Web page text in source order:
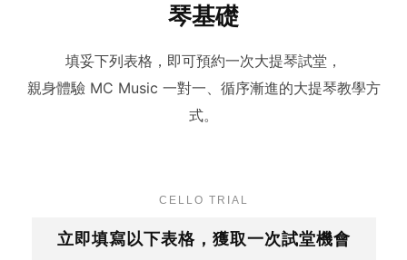
琴基礎
填妥下列表格，即可預約一次大提琴試堂，
親身體驗 MC Music 一對一、循序漸進的大提琴教學方
式。
CELLO TRIAL
立即填寫以下表格，獲取一次試堂機會